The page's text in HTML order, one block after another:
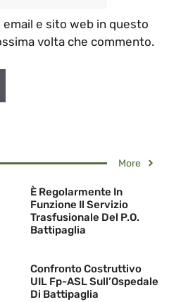
email e sito web in questo
volta che commento.
More
È Regolarmente In
Funzione Il Servizio
Trasfusionale Del P.O.
Battipaglia
Confronto Costruttivo
UIL Fp-ASL Sull’Ospedale
Di Battipaglia